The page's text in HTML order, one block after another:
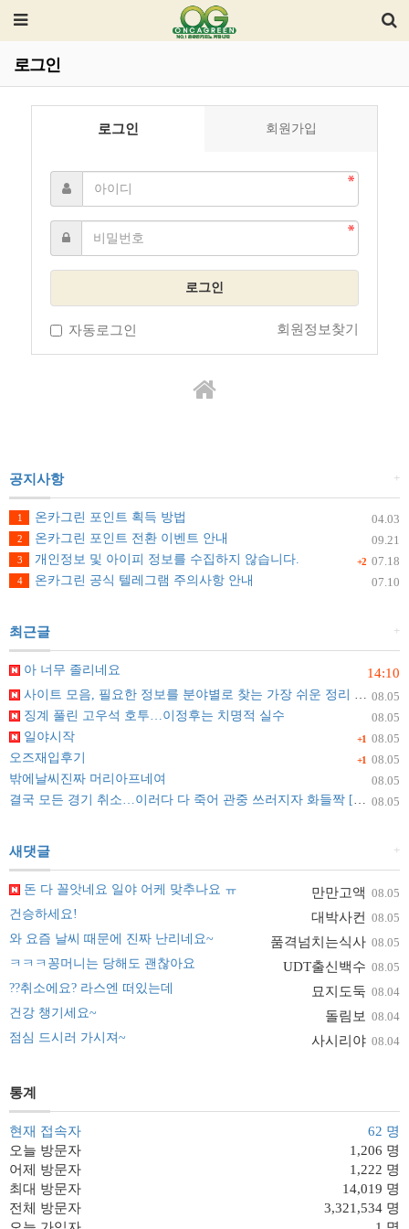
로그인
로그인 회원가입
로그인
자동로그인 회원정보찾기
+
공지사항
04.03
1
온카그린 포인트 획득 방법
09.21
2 온카그린 포인트 전환 이벤트 안내
+2 07.18
3
개인정보 및 아이피 정보를 수집하지 않습니다.
07.10
4 온카그린 공식 텔레그램 주의사항 안내
+
최근글
14:10
아 너무 졸리네요
08.05
사이트 모음, 필요한 정보를 분야별로 찾는 가장 쉬운 정리 방법
08.05
징계 풀린 고우석 호투…이정후는 치명적 실수
+1 08.05
일야시작
+1 08.05
오즈재입후기
08.05
밖에날씨진짜 머리아프네여
08.05
결국 모든 경기 취소…이러다 다 죽어 관중 쓰러지자 화들짝 [자막뉴스]
+
새댓글
만만고액 08.05
돈 다 꼴앗네요 일야 어케 맞추나요 ㅠ
대박사컨 08.05
건승하세요!
품격넘치는식사 08.05
와 요즘 날씨 때문에 진짜 난리네요~
UDT출신백수 08.05
ㅋㅋㅋ꽁머니는 당해도 괜찮아요
묘지도둑 08.04
??취소에요? 라스엔 떠있는데
돌림보 08.04
건강 챙기세요~
사시리야 08.04
점심 드시러 가시져~
통계
현재 접속자
62 명
오늘 방문자
1,206 명
어제 방문자
1,222 명
최대 방문자
14,019 명
전체 방문자
3,321,534 명